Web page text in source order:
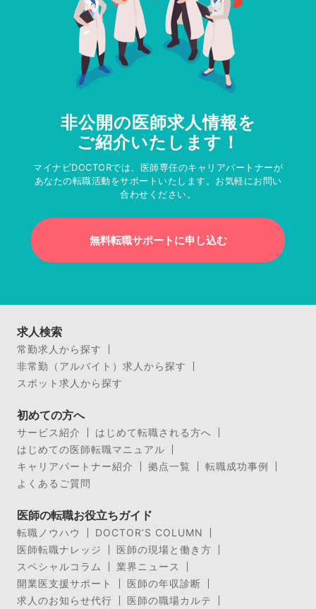
非公開の医師求人情報を
ご紹介いたします！
マイナビDOCTORでは、医師専任のキャリアパートナーが
あなたの転職活動をサポートいたします。お気軽にお問い
合わせください。
無料転職サポートに申し込む
求人検索
常勤求人から探す
非常勤（アルバイト）求人から探す
スポット求人から探す
初めての方へ
サービス紹介
はじめて転職される方へ
はじめての医師転職マニュアル
キャリアパートナー紹介
拠点一覧
転職成功事例
よくあるご質問
医師の転職お役立ちガイド
転職ノウハウ
DOCTOR’S COLUMN
医師転職ナレッジ
医師の現場と働き方
スペシャルコラム
業界ニュース
開業医支援サポート
医師の年収診断
求人のお知らせ代行
医師の職場カルテ